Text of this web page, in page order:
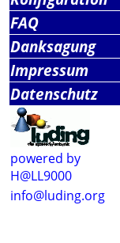
FAQ
Danksagung
Impressum
Datenschutz
powered by
H@LL9000
info@luding.org